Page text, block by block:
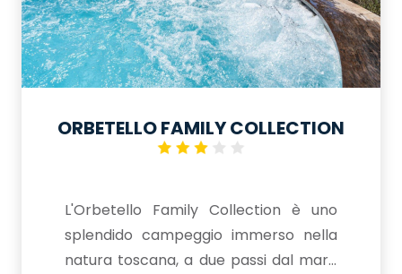
ORBETELLO FAMILY COLLECTION
L'Orbetello Family Collection è uno
splendido campeggio immerso nella
natura toscana, a due passi dal mare